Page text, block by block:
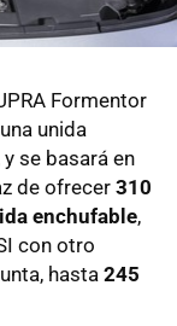
Formentor
unida
se basará en
de ofrecer 310
enchufable,
con otro
hasta 245